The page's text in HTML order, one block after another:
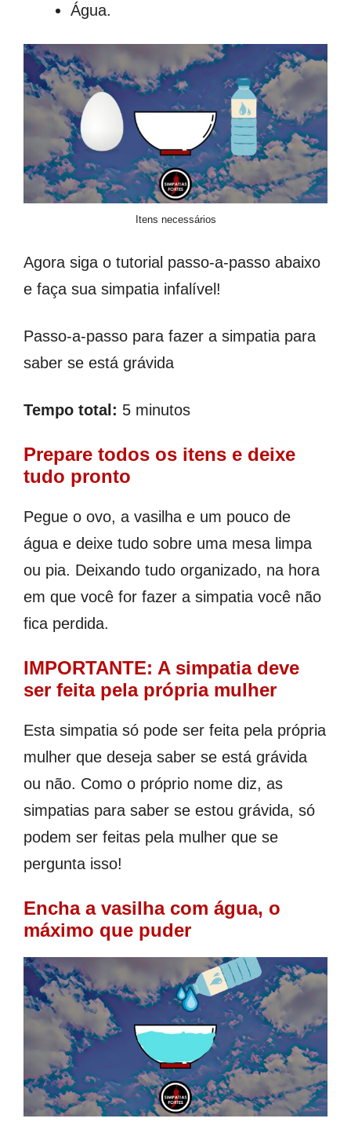
Água.
Itens necessários
Agora siga o tutorial passo-a-passo abaixo
e faça sua simpatia infalível!
Passo-a-passo para fazer a simpatia para
saber se está grávida
Tempo total: 5 minutos
Prepare todos os itens e deixe
tudo pronto
Pegue o ovo, a vasilha e um pouco de
água e deixe tudo sobre uma mesa limpa
ou pia. Deixando tudo organizado, na hora
em que você for fazer a simpatia você não
fica perdida.
IMPORTANTE: A simpatia deve
ser feita pela própria mulher
Esta simpatia só pode ser feita pela própria
mulher que deseja saber se está grávida
ou não. Como o próprio nome diz, as
simpatias para saber se estou grávida, só
podem ser feitas pela mulher que se
pergunta isso!
Encha a vasilha com água, o
máximo que puder